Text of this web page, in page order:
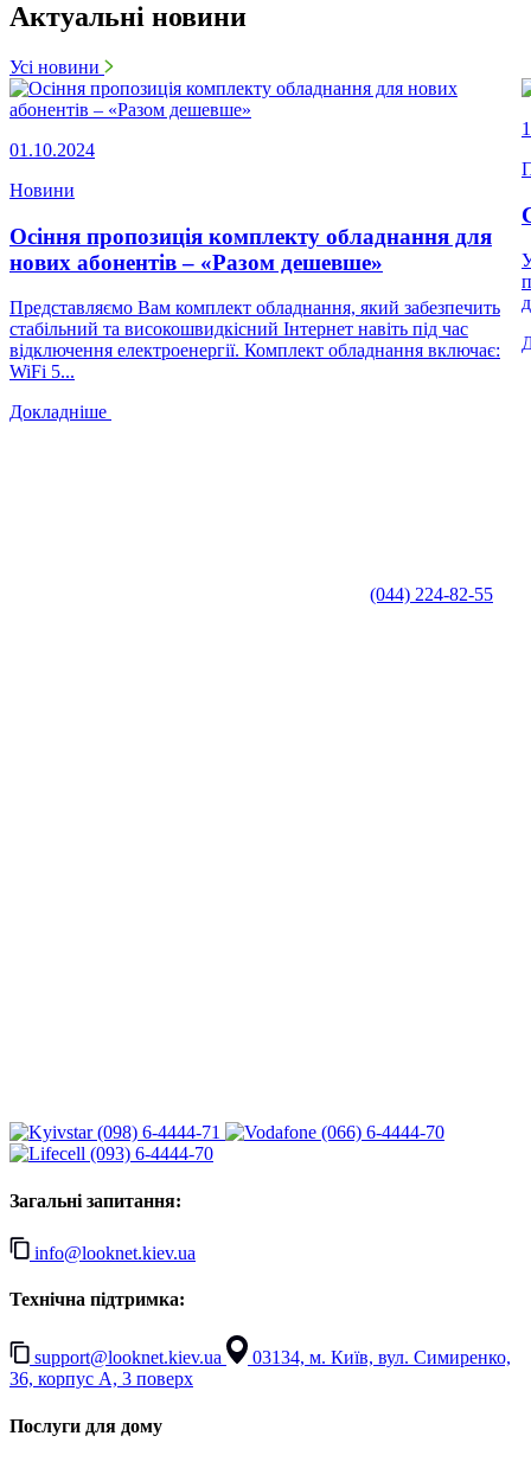
Актуальні новини
Усі новини
01.10.2024
Новини
Осіння пропозиція комплекту обладнання для
нових абонентів – «Разом дешевше»
Представляємо Вам комплект обладнання, який забезпечить
стабільний та високошвидкісний Інтернет навіть під час
відключення електроенергії. Комплект обладнання включає:
WiFi 5...
Докладніше
(044) 224-82-55
(098) 6-4444-71
(066) 6-4444-70
(093) 6-4444-70
Загальні запитання:
info@looknet.kiev.ua
Технічна підтримка:
support@looknet.kiev.ua
03134, м. Київ, вул. Симиренко,
36, корпус А, 3 поверх
Послуги для дому